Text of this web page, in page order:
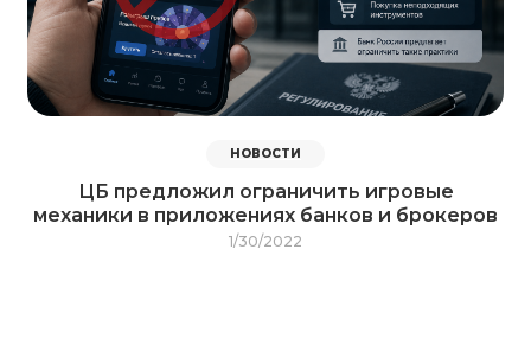
НОВОСТИ
ЦБ предложил ограничить игровые
механики в приложениях банков и брокеров
1/30/2022